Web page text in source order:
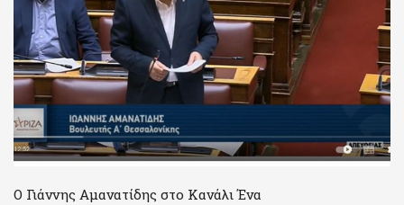
Ο Γιάννης Αμανατίδης στο Κανάλι Ένα